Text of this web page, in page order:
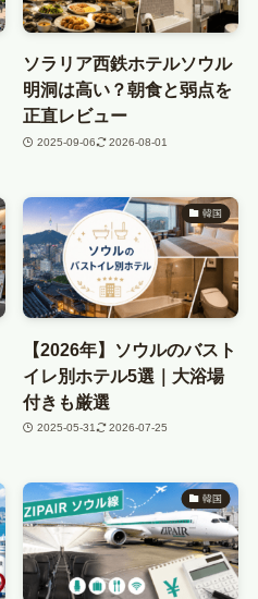
ソラリア西鉄ホテルソウル
明洞は高い？朝食と弱点を
正直レビュー
2025-09-06 2026-08-01
韓国
【2026年】ソウルのバスト
イレ別ホテル5選｜大浴場
付きも厳選
2025-05-31 2026-07-25
韓国